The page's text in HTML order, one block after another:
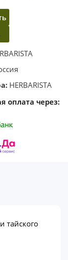
HERBARISTA
оплата через:
тайского